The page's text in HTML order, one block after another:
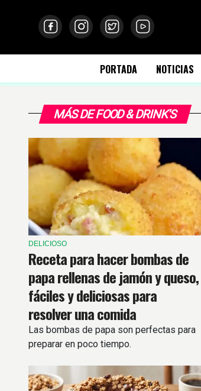
PORTADA NOTICIAS
MÁS DE FOOD & DRINK'S
DELICIOSO
Receta para hacer bombas de
papa rellenas de jamón y queso,
fáciles y deliciosas para
resolver una comida
Las bombas de papa son perfectas para
preparar en poco tiempo.